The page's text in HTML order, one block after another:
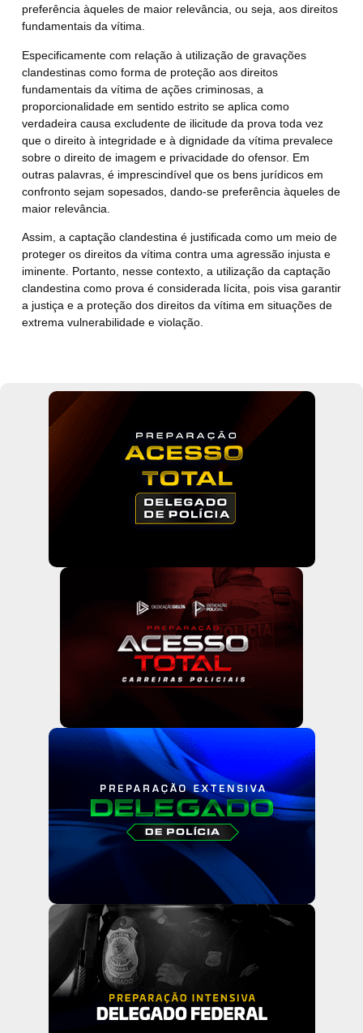
preferência àqueles de maior relevância, ou seja, aos direitos
fundamentais da vítima.
Especificamente com relação à utilização de gravações
clandestinas como forma de proteção aos direitos
fundamentais da vítima de ações criminosas, a
proporcionalidade em sentido estrito se aplica como
verdadeira causa excludente de ilicitude da prova toda vez
que o direito à integridade e à dignidade da vítima prevalece
sobre o direito de imagem e privacidade do ofensor. Em
outras palavras, é imprescindível que os bens jurídicos em
confronto sejam sopesados, dando-se preferência àqueles de
maior relevância.
Assim, a captação clandestina é justificada como um meio de
proteger os direitos da vítima contra uma agressão injusta e
iminente. Portanto, nesse contexto, a utilização da captação
clandestina como prova é considerada lícita, pois visa garantir
a justiça e a proteção dos direitos da vítima em situações de
extrema vulnerabilidade e violação.